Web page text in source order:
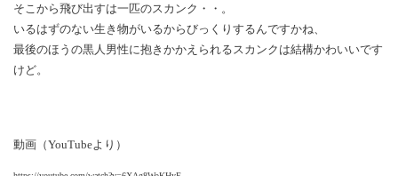
そこから飛び出すは一匹のスカンク・・。
いるはずのない生き物がいるからびっくりするんですかね、
最後のほうの黒人男性に抱きかかえられるスカンクは結構かわいいです
けど。
動画（YouTubeより）